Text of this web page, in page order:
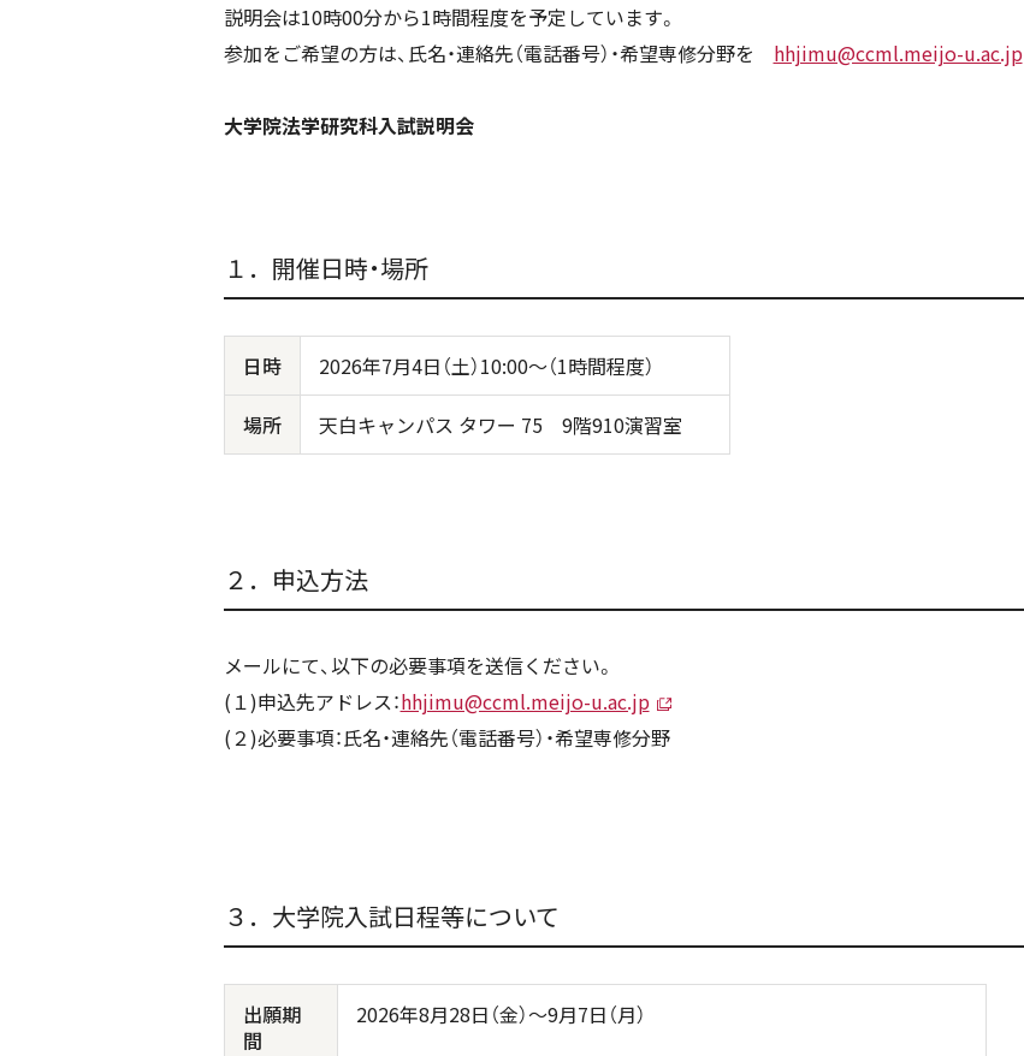
説明会は10時00分から1時間程度を予定しています。
参加をご希望の方は、氏名・連絡先（電話番号）・希望専修分野を hhjimu@ccml.meijo-u.ac.jp
大学院法学研究科入試説明会
１．開催日時・場所
日時 2026年7月4日（土）10:00～（1時間程度）
場所 天白キャンパス タワー 75 9階910演習室
２．申込方法
メールにて、以下の必要事項を送信ください。
(１)申込先アドレス：hhjimu@ccml.meijo-u.ac.jp
(２)必要事項：氏名・連絡先（電話番号）・希望専修分野
３．大学院入試日程等について
出願期
間
2026年8月28日（金）～9月7日（月）